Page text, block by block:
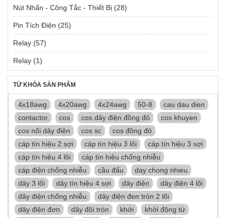
Nút Nhấn - Công Tắc - Thiết Bị (28)
Pin Tích Điện (25)
Relay (57)
Relay (1)
TỪ KHÓA SẢN PHẨM
4x18awg 4x20awg 4x24awg 50-8
cau dau dien
contactor
cos cos dây điện đồng đỏ
cos khuyen
cos nối dây điện
cos sc
cos đồng đỏ
cáp tín hiệu 2 sợi
cáp tín hiệu 3 lõi
cáp tín hiệu 3 sợi
cáp tín hiệu 4 lõi
cáp tín hiệu chống nhiễu
cáp điện chống nhiễu
cầu đấu
day chong nhieu
dây 3 lõi
dây tín hiệu 4 sợi dây điện
dây điện 4 lõi
dây điện chống nhiễu
dây điện đen tròn 2 lõi
dây điện đơn
dây đôi tròn khởi
khởi động từ